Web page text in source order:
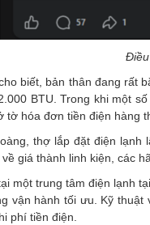
biết, bản thân đang rất
BTU. Trong khi một
hóa đơn tiền điện hàng
thợ lắp đặt điện
giá thành linh kiện, các
một trung tâm điện lạnh
vận hành tối ưu. Kỹ
phí tiền điện.